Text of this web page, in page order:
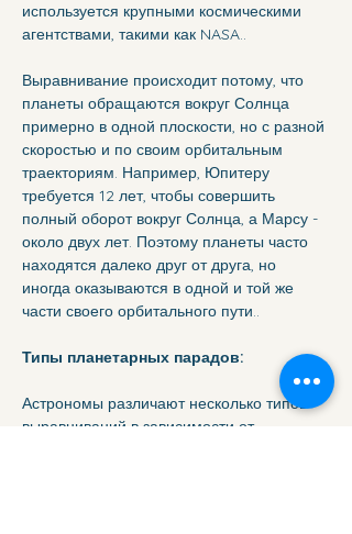
используется крупными космическими
агентствами, такими как NASA..
Выравнивание происходит потому, что
планеты обращаются вокруг Солнца
примерно в одной плоскости, но с разной
скоростью и по своим орбитальным
траекториям. Например, Юпитеру
требуется 12 лет, чтобы совершить
полный оборот вокруг Солнца, а Марсу -
около двух лет. Поэтому планеты часто
находятся далеко друг от друга, но
иногда оказываются в одной и той же
части своего орбитального пути..
Типы планетарных парадов:
Астрономы различают несколько типов
выравниваний в зависимости от